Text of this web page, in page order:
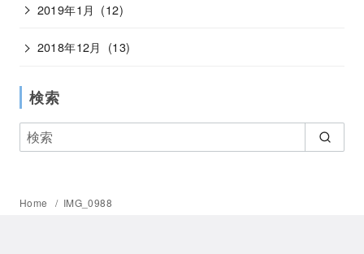
2019年1月 (12)
2018年12月 (13)
検索
Home IMG_0988